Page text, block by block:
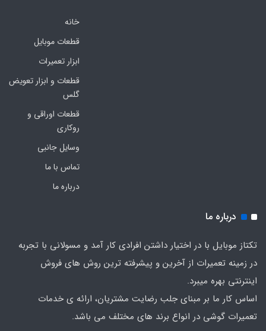
خانه
قطعات موبایل
ابزار تعمیرات
قطعات و ابزار تعویض
گلس
قطعات اوراقی و
روکاری
وسایل جانبی
تماس با ما
درباره ما
درباره ما
تکتاز موبایل با در اختیار داشتن افرادی کار آمد و مسولانی با تجربه
در زمینه تعمیرات از آخرین و پیشرفته ترین روش های فروش
اینترنتی بهره میبرد.
اساس کار ما بر مبنای جلب رضایت مشتریان، ارائه ی خدمات
تعمیرات گوشی در انواع برند های مختلف می باشد.